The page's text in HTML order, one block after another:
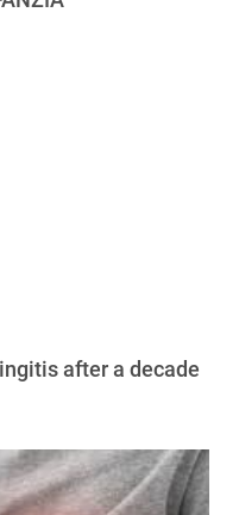
after a decade